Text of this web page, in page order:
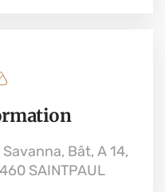
Bât, A 14,
SAINTPAUL